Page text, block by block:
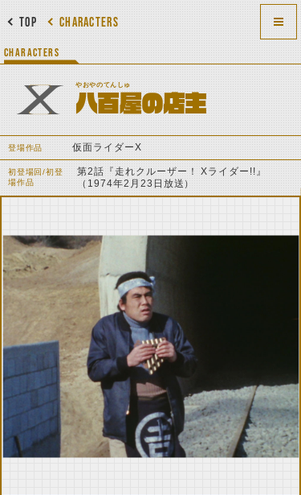
CHARACTERS
TOP
CHARACTERS
やおやのてんしゅ
八百屋の店主
登場作品 仮面ライダーX
初登場回/初登
場作品
第2話『走れクルーザー！ Xライダー!!』
（1974年2月23日放送）